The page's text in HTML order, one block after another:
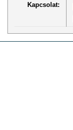
Kapcsolat: